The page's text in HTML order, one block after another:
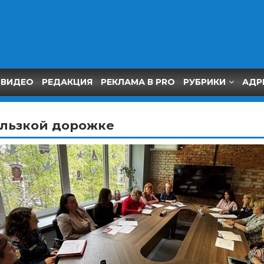
ВИДЕО РЕДАКЦИЯ РЕКЛАМА В PRO РУБРИКИ
дорожке